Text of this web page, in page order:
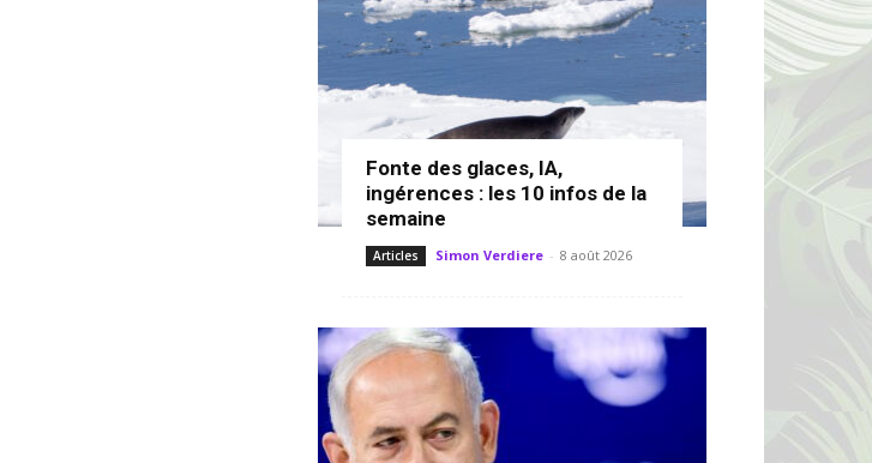
Fonte des glaces, IA,
ingérences : les 10 infos de la
semaine
Articles Simon Verdiere - 8 août 2026